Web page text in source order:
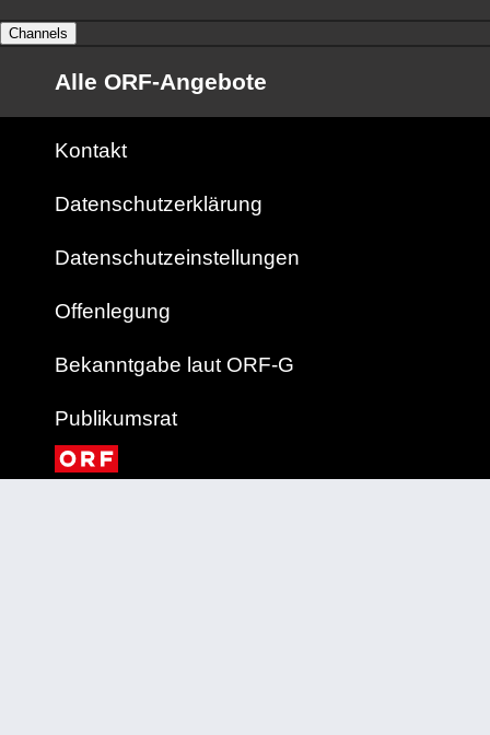
Channels
Alle ORF-Angebote
Kontakt
Datenschutzerklärung
Datenschutzeinstellungen
Offenlegung
Bekanntgabe laut ORF-G
Publikumsrat